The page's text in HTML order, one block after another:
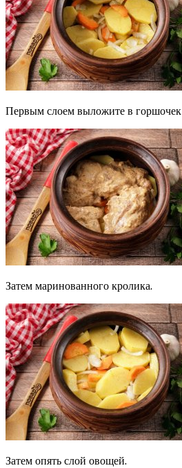
Первым слоем выложите в
Затем маринованного кролика.
Затем опять слой овощей.